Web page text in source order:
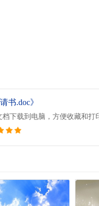
书.doc》
档下载到电脑，方便收藏和打